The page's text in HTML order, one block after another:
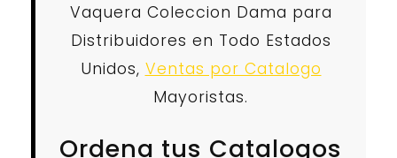
Vaquera Coleccion Dama para
Distribuidores en Todo Estados
Unidos, Ventas por Catalogo
Mayoristas.
Ordena tus Catalogos